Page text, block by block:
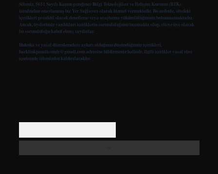
Sitemiz, 5651 Sayılı Kanun gereğince Bilgi Teknolojileri ve İletişim Kurumu (BTK)
tarafından onaylanmış bir Yer Sağlayıcı olarak hizmet vermektedir. Bu nedenle, sitedeki
içerikleri proaktif olarak denetleme veya araştırma yükümlülüğümüz bulunmamaktadır.
Ancak, üyelerimiz yazdıkları içeriklerin sorumluluğunu taşımakta olup, siteye üye olarak
bu sorumluluğu kabul etmiş sayılırlar.
Hukuka ve yasal düzenlemelere aykırı olduğunu düşündüğünüz içerikleri,
backlinkpanelicomtr@gmail.com adresine bildirmeniz halinde, ilgili içerikler yasal süre
içerisinde sitemizden kaldırılacaktır.